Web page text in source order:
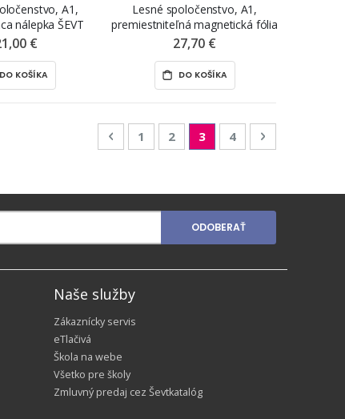
A1,
nálepka ŠEVT
€
DO KOŠÍKA
Lesné spoločenstvo, A1,
premiestniteľná magnetická fólia
ŠEVT MAGNET
27,70 €
DO KOŠÍKA
PagePage
Predchádzajúca
Page
1 Page
2 You're currently
3 Page
4 Page
Nasledujúca
ODOBERAŤ
Naše služby
Zákaznícky servis
eTlačivá
Škola na webe
Všetko pre školy
Zmluvný predaj cez Ševtkatalóg